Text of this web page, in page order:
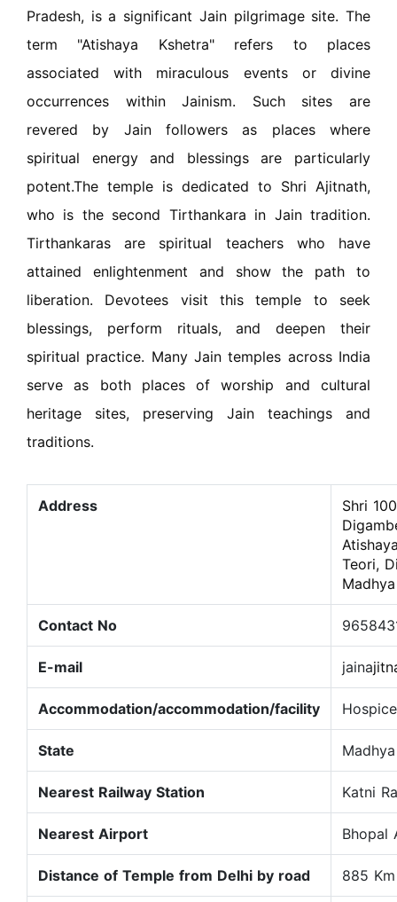
Pradesh, is a significant Jain pilgrimage site. The
term "Atishaya Kshetra" refers to places
associated with miraculous events or divine
occurrences within Jainism. Such sites are
revered by Jain followers as places where
spiritual energy and blessings are particularly
potent.The temple is dedicated to Shri Ajitnath,
who is the second Tirthankara in Jain tradition.
Tirthankaras are spiritual teachers who have
attained enlightenment and show the path to
liberation. Devotees visit this temple to seek
blessings, perform rituals, and deepen their
spiritual practice. Many Jain temples across India
serve as both places of worship and cultural
heritage sites, preserving Jain teachings and
traditions.
Address
Shri
Teori,
Contact No
E-mail jaina
Accommodation/accommodation/facility Hospice
State
Nearest Railway Station Katni
Nearest Airport Bhopal
Distance of Temple from Delhi by road 885 Km